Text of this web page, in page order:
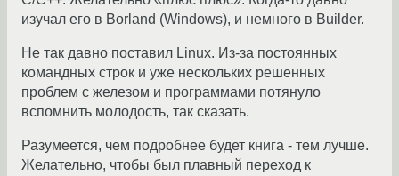
изучал его в Borland (Windows), и немного в Builder.
Не так давно поставил Linux. Из-за постоянных
командных строк и уже нескольких решенных
проблем с железом и программами потянуло
вспомнить молодость, так сказать.
Разумеется, чем подробнее будет книга - тем лучше.
Желательно, чтобы был плавный переход к